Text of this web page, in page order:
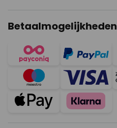
Betaalmogelijkheden